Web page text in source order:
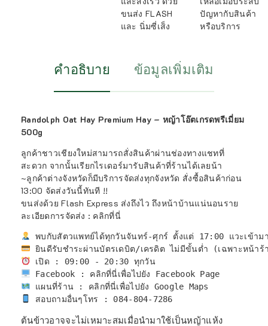
ขนส่ง FLASH
และ นิ่มซี่เส็ง
ปัญหากับสินค้า
หรือบริการ
คำอธิบาย ข้อมูลเพิ่มเติม
Randolph Oat Hay Premium Hay – หญ้าโอ๊ตเกรดพรีเมี่ยม
500g
ลูกค้าชาวเชียงใหม่สามารถสั่งสินค้าผ่านช่องทางแชทที่
สะดวก จากนั้นเรียกไรเดอร์มารับสินค้าที่ร้านได้เลยน้า
~ลูกค้าต่างจังหวัดก็มีบริการจัดส่งทุกจังหวัด สั่งซื้อสินค้าก่อน
13:00 จัดส่งวันนี้ทันที !!
ขนส่งด้วย Flash Express ส่งถึงไว ถึงหน้าบ้านแน่นอนราย
ละเอียดการจัดส่ง : คลิกที่นี่
เปิด : 09:00 - 20:30 ทุกวัน
แผนที่ร้าน : คลิกที่นี่เพื่อไปยัง Google Maps
สอบถามอื่นๆโทร : 084-804-7286
ต้นข้าวอาจจะไม่เหมาะสมเมื่อนำมาใช้เป็นหญ้าแห้ง